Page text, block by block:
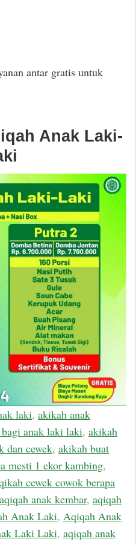
antar gratis untuk
Anak Laki-
laki, akikah anak
anak laki laki, akikah
dan cewek, akikah buat
mesti 1 ekor kambing,
cewek cowok berapa
aqiqah anak kembar, aqiqah
Anak Laki, Aqiqah Anak
Laki Laki, aqiqah anak